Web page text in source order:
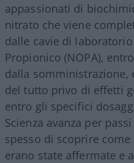
appassionati di
nitrato che viene
dalle cavie di
Propionico (NOPA),
dalla somministrazione,
del tutto privo di effetti
entro gli specifici
Scienza avanza per
spesso di scoprire
erano state affermate e